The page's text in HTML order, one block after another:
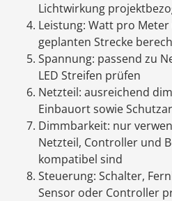
Lichtwirkung
Leistung: Watt pro
geplanten Strecke
Spannung: passend zu
LED Streifen prüfen
Netzteil: ausreichend
Einbauort sowie
Dimmbarkeit: nur
Netzteil, Controller und
kompatibel sind
Steuerung: Schalter,
Sensor oder Controller